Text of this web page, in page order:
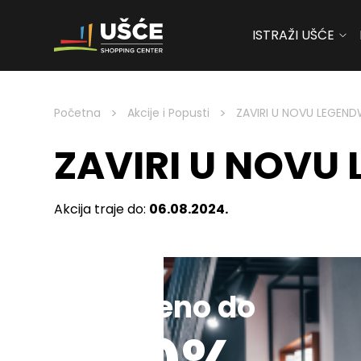
Skip to content
ISTRAŽI UŠĆE
Početna > Akcije i Popusti > ZAVIRI U NOVU
ZAVIRI U NOVU
Akcija traje do: 06.08.2024.
Sniženo do